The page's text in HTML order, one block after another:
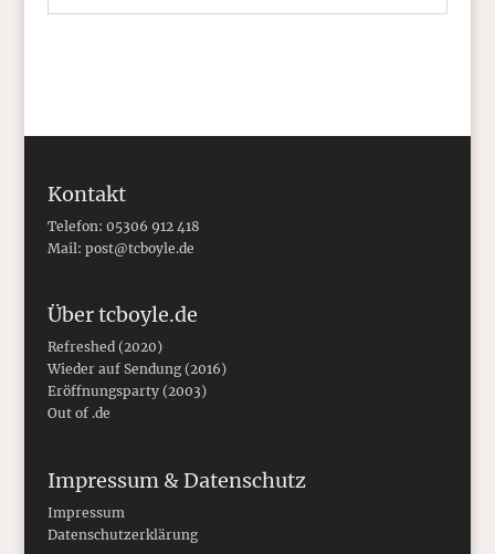
Kontakt
Telefon: 05306 912 418
Mail: post@tcboyle.de
Über tcboyle.de
Refreshed (2020)
Wieder auf Sendung (2016)
Eröffnungsparty (2003)
Out of .de
Impressum & Datenschutz
Impressum
Datenschutzerklärung